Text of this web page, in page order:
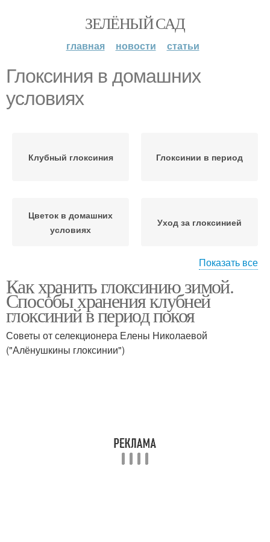
ЗЕЛЁНЫЙ САД
главная новости статьи
Глоксиния в домашних
условиях
Клубный глоксиния Глоксинии в период
Цветок в домашних
условиях
Уход за глоксинией
Глоксиния в период Глоксинии в горшках
Показать все
Как хранить глоксинию зимой.
Способы хранения клубней
глоксиний в период покоя
Советы от селекционера Елены Николаевой
("Алёнушкины глоксинии")